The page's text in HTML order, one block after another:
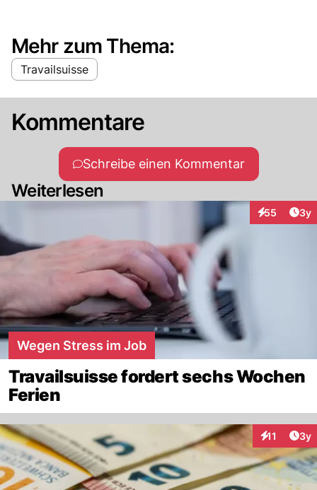
Mehr zum Thema:
Travailsuisse
Kommentare
Schreibe einen Kommentar
Weiterlesen
55
Interaktionen
3y
Wegen Stress im Job
Travailsuisse fordert sechs Wochen
Ferien
11 3y